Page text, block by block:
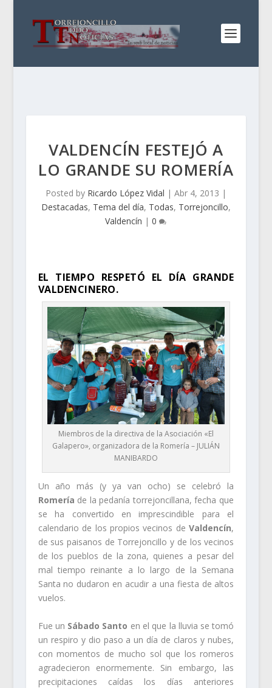
VALDENCÍN FESTEJÓ A
LO GRANDE SU ROMERÍA
Posted by Ricardo López Vidal | Abr 4, 2013 |
Destacadas, Tema del día, Todas, Torrejoncillo,
Valdencín |0
EL TIEMPO RESPETÓ EL DÍA GRANDE
VALDENCINERO.
Miembros de la directiva de la Asociación «El
Galapero», organizadora de la Romería – JULIÁN
MANIBARDO
Un año más (y ya van ocho) se celebró la
Romería de la pedanía torrejoncillana, fecha que
se ha convertido en imprescindible para el
calendario de los propios vecinos deValdencín,
de sus paisanos de Torrejoncillo y de los vecinos
de los pueblos de la zona, quienes a pesar del
mal tiempo reinante a lo largo de la Semana
Santa no dudaron en acudir a una fiesta de altos
vuelos.
Fue un Sábado Santo en el que la lluvia se tomó
un respiro y dio paso a un día de claros y nubes,
con momentos de mucho sol que los romeros
agradecieron enormemente. Sin embargo, las
precipitaciones caídas los días anteriores